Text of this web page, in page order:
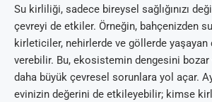
Su kirliliği, sadece bireysel sağlığınızı
çevreyi de etkiler. Örneğin, bahçenizden
kirleticiler, nehirlerde ve göllerde yaşayan
verebilir. Bu, ekosistemin dengesini bozar
daha büyük çevresel sorunlara yol açar.
evinizin değerini de etkileyebilir; kimse